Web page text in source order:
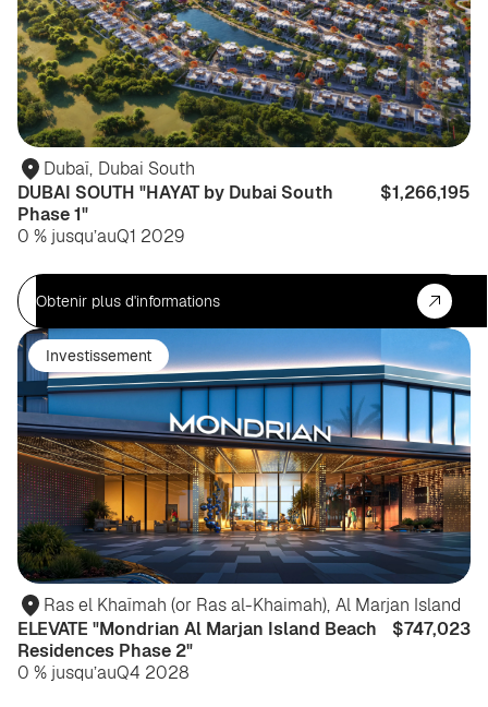
Dubaï, Dubai South
DUBAI SOUTH "HAYAT by Dubai South
Phase 1"
$1,266,195
0 % jusqu’auQ1 2029
Obtenir plus d'informations
Investissement
Ras el Khaïmah (or Ras al-Khaimah), Al Marjan Island
ELEVATE "Mondrian Al Marjan Island Beach
Residences Phase 2"
$747,023
0 % jusqu’auQ4 2028